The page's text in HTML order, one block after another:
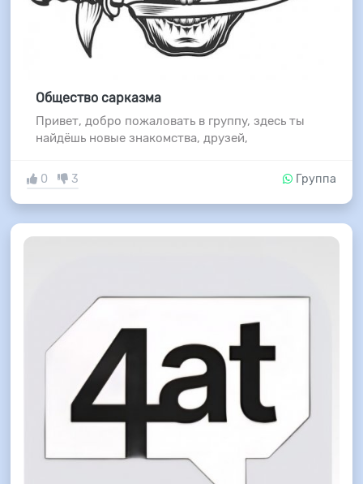
Общество сарказма
Привет, добро пожаловать в группу, здесь ты
найдёшь новые знакомства, друзей,
0 3 Группа